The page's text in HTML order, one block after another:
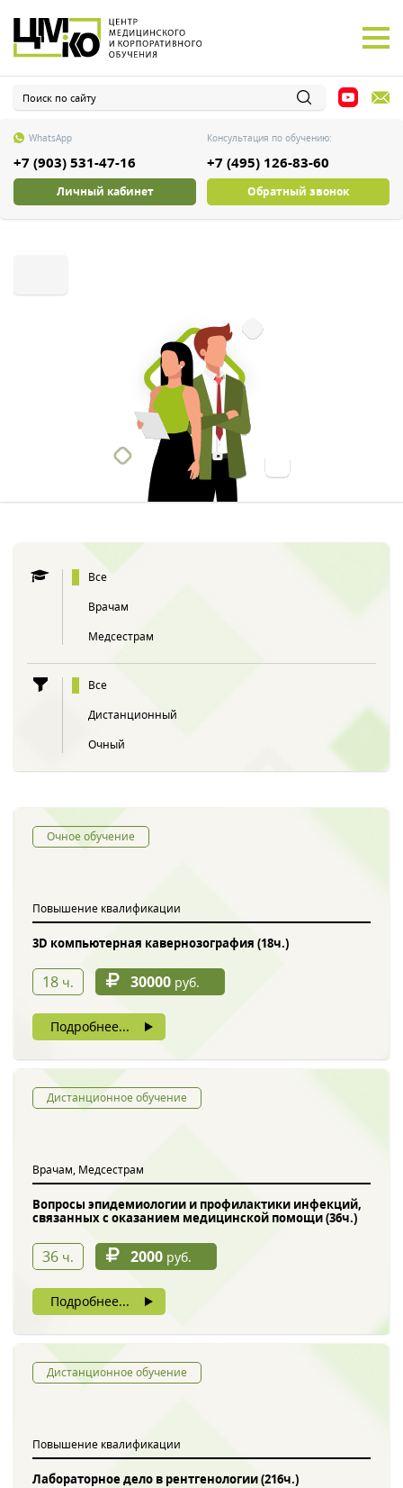
WhatsApp
+7 (903) 531-47-16
Консультация по обучению:
+7 (495) 126-83-60
Личный кабинет Обратный звонок
Все
Врачам
Медсестрам
Все
Дистанционный
Очный
Очное обучение
Повышение квалификации
3D компьютерная кавернозография (18ч.)
18 ч. 30000 руб.
Подробнее...
Дистанционное обучение
Врачам, Медсестрам
Вопросы эпидемиологии и профилактики инфекций,
связанных с оказанием медицинской помощи (36ч.)
36 ч. 2000 руб.
Подробнее...
Дистанционное обучение
Повышение квалификации
Лабораторное дело в рентгенологии (216ч.)